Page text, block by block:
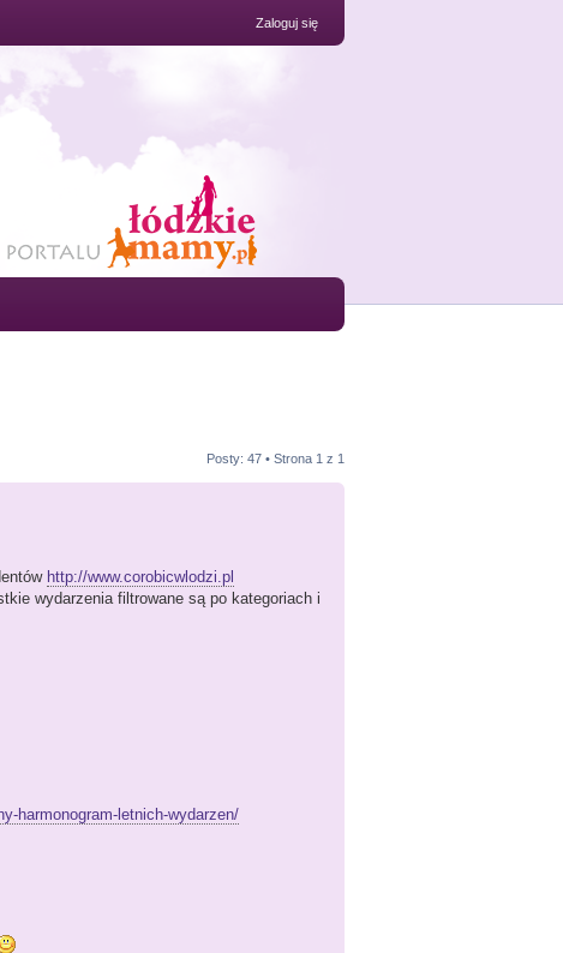
Zaloguj się
Posty: 47 • Strona 1 z 1
http://www.corobicwlodzi.pl
wydarzenia filtrowane są po kategoriach i
harmonogram-letnich-wydarzen/